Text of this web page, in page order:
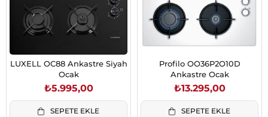
LUXELL OC88 Ankastre Siyah
Ocak
₺5.995,00
SEPETE EKLE
Profilo OO36P2O10D
Ankastre Ocak
₺13.295,00
SEPETE EKLE